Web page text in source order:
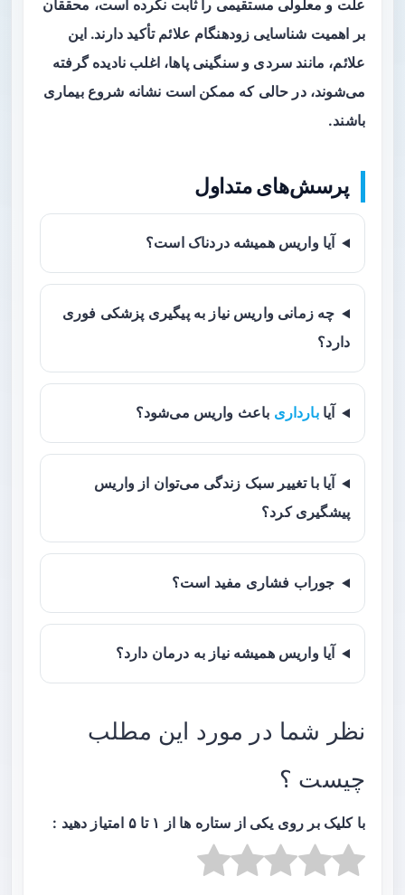
علت و معلولی مستقیمی را ثابت نکرده است، محققان
بر اهمیت شناسایی زودهنگام علائم تأکید دارند. این
علائم، مانند سردی و سنگینی پاها، اغلب نادیده گرفته
می‌شوند، در حالی که ممکن است نشانه شروع بیماری
باشند.
پرسش‌های متداول
آیا واریس همیشه دردناک است؟
چه زمانی واریس نیاز به پیگیری پزشکی فوری
دارد؟
آیابارداری باعث واریس می‌شود؟
آیا با تغییر سبک زندگی می‌توان از واریس
پیشگیری کرد؟
جوراب فشاری مفید است؟
آیا واریس همیشه نیاز به درمان دارد؟
نظر شما در مورد این مطلب
چیست ؟
با کلیک بر روی یکی از ستاره ها از ۱ تا ۵ امتیاز دهید :